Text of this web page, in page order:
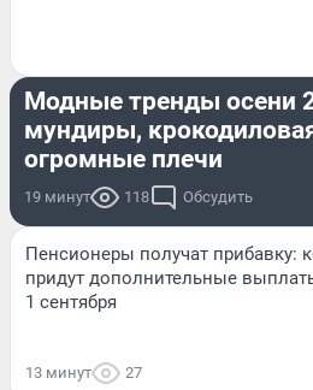
Модные тренды осени
мундиры,
огромные плечи
19 минут 118 Обсудить
Пенсионеры получат прибавку:
придут дополнительные
1 сентября
13 минут 27